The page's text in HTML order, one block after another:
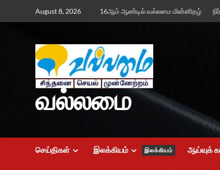
August 8, 2026 16ஆம் ஆண்டில் வல்லமை மின்னிதழ்
வல்லமை
செய்திகள் இலக்கியம் இலக்கியம் ஆய்வுக்